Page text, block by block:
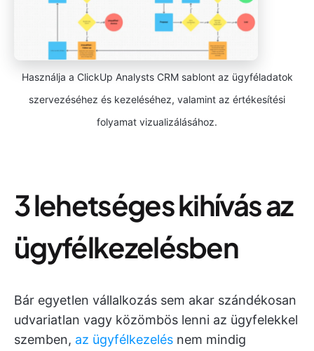
Használja a ClickUp Analysts CRM sablont az ügyféladatok
szervezéséhez és kezeléséhez, valamint az értékesítési
folyamat vizualizálásához.
3 lehetséges kihívás az
ügyfélkezelésben
Bár egyetlen vállalkozás sem akar szándékosan
udvariatlan vagy közömbös lenni az ügyfelekkel
szemben, az ügyfélkezelés nem mindig